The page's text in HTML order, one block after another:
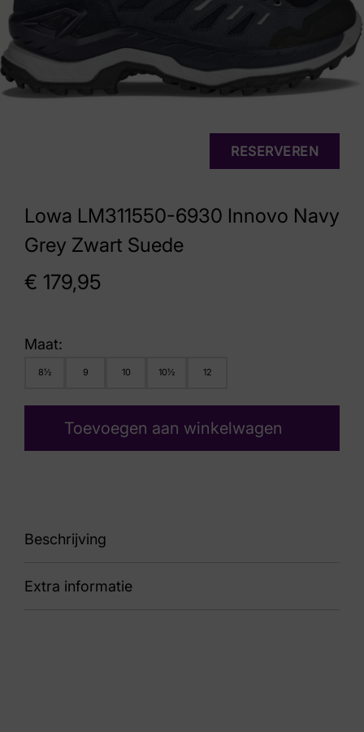
Lowa LM311550-6930 Innovo Navy
Grey Zwart Suede
€ 179,95
RESERVEREN
Maat:
8½ 9 10 10½ 12
Toevoegen aan winkelwagen
Beschrijving
91 LM311550-6930 Innovo Navy Grey
Extra informatie